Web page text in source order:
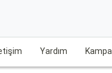
Yardım